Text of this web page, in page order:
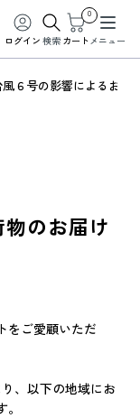
ログイン 検索
0
カートメニュー
風６号の影響によるお荷
のお届け
をご愛顧いただ
、以下の地域にお